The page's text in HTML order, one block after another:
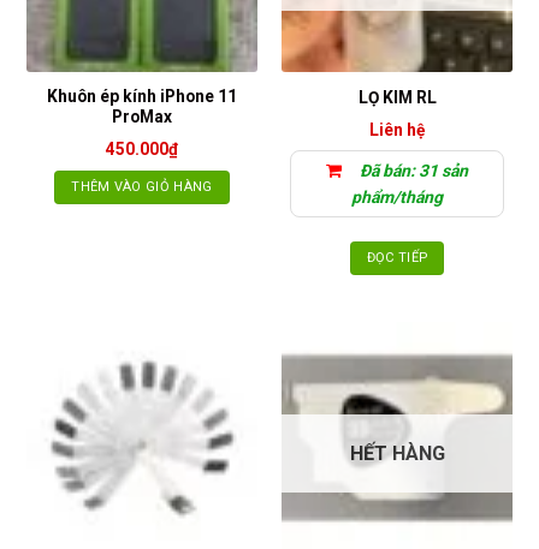
Khuôn ép kính iPhone 11
ProMax
450.000₫
THÊM VÀO GIỎ HÀNG
LỌ KIM RL
Liên hệ
Đã bán: 31 sản
phẩm/tháng
ĐỌC TIẾP
HẾT HÀNG